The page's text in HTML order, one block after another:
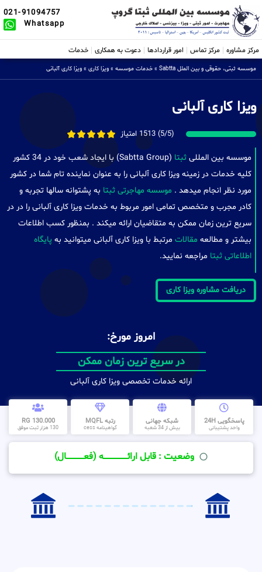
021-91094757
Whatsapp
مرکز مشاوره مرکز تماس امور قراردادها دعوت به همکاری خدمات
موسسه ثبتی، حقوقی و بین الملل Sabtta » خدمات موسسه » ویزا کاری » ویزا کاری آلبانی
ویزا کاری آلبانی
(5/5) 1513 امتیاز
موسسه بین المللی ثبتا
(Sabtta Group) با ایجاد شعب خود در 34 کشور
کلیه خدمات در زمینه ویزا کاری آلبانی را به عنوان نماینده تام شما در کشور
مورد نظر انجام میدهد . موسسه مهاجرتی ثبتا به پشتوانه سالها تجربه و
کادر مجرب و متخصص تمامی امور مربوط به خدمات ویزا کاری آلبانی را در در
سریع ترین زمان ممکن به متقاضیان ارائه میکند . بمنظور کسب اطلاعات
بیشتر و مطالعه مقالات مرتبط با ویزا کاری آلبانی میتوانید به پایگاه
اطلاعاتی ثبتا مراجعه نمایید.
دریافت مشاوره ویزا کاری
امروز مورخ:
در سریع ترین زمان ممکن
ارائه خدمات تخصصی ویزا کاری آلبانی
پاسخگویی 24H
واحد پشتیبانی
شبکه جهانی
بیش از 34 شعبه
رتبه MQFL
گواهینامه cess
130.000 RG
130 هزار ثبت موفق
وضعیت : قابل ارائــــــــــــــــــــه (فعـــــــــــــــال)